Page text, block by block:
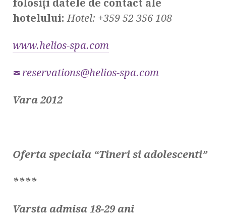
folosiți datele de contact ale
hotelului:Hotel: +359 52 356 108
www.helios-spa.com
reservations@helios-spa.com
Vara 2012
Oferta speciala “Tineri si adolescenti”
****
Varsta admisa 18-29 ani